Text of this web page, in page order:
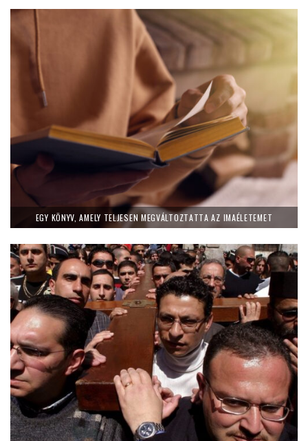
EGY KÖNYV, AMELY TELJESEN MEGVÁLTOZTATTA AZ IMAÉLETEMET